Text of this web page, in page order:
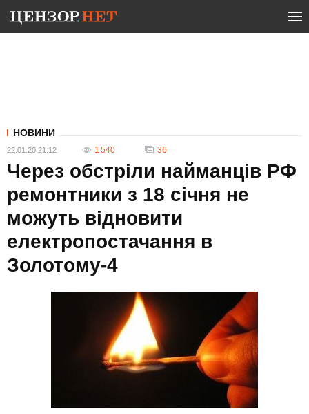
НОВИНИ
22.01.20 21:12 1 540 36
Через обстріли найманців РФ
ремонтники з 18 січня не
можуть відновити
електропостачання в
Золотому-4